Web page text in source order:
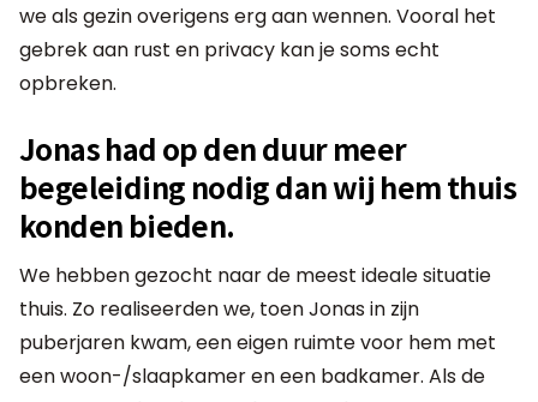
we als gezin overigens erg aan wennen. Vooral het
gebrek aan rust en privacy kan je soms echt
opbreken.
Jonas had op den duur meer
begeleiding nodig dan wij hem thuis
konden bieden.
We hebben gezocht naar de meest ideale situatie
thuis. Zo realiseerden we, toen Jonas in zijn
puberjaren kwam, een eigen ruimte voor hem met
een woon-/slaapkamer en een badkamer. Als de